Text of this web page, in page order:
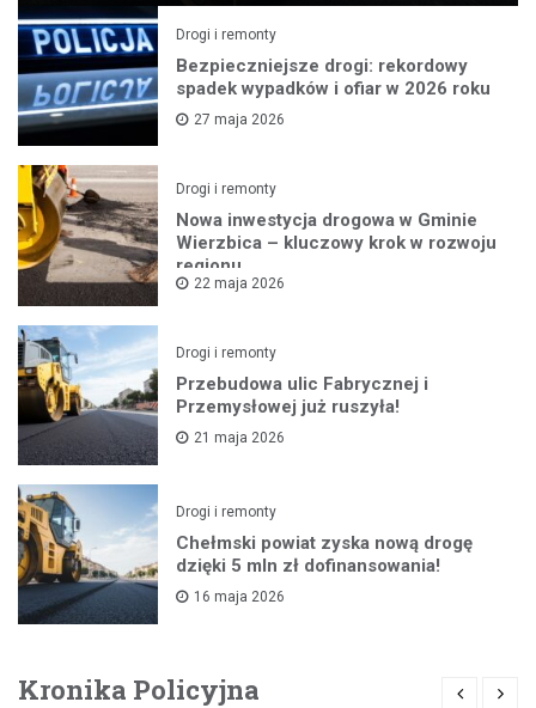
Drogi i remonty
Bezpieczniejsze drogi: rekordowy
spadek wypadków i ofiar w 2026 roku
27 maja 2026
Drogi i remonty
Nowa inwestycja drogowa w Gminie
Wierzbica – kluczowy krok w rozwoju
regionu
22 maja 2026
Drogi i remonty
Przebudowa ulic Fabrycznej i
Przemysłowej już ruszyła!
21 maja 2026
Drogi i remonty
Chełmski powiat zyska nową drogę
dzięki 5 mln zł dofinansowania!
16 maja 2026
Kronika Policyjna